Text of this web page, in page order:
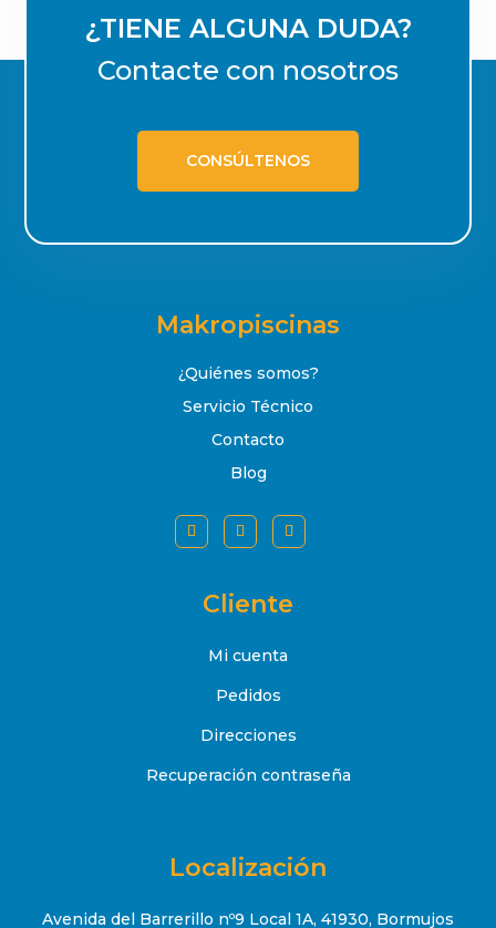
¿TIENE ALGUNA DUDA?
Contacte con nosotros
CONSÚLTENOS
Makropiscinas
¿Quiénes somos?
Servicio Técnico
Contacto
Blog
Cliente
Mi cuenta
Pedidos
Direcciones
Recuperación contraseña
Localización
Avenida del Barrerillo nº9 Local 1A, 41930, Bormujos